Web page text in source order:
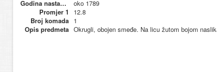
Godina nastanka
oko 1789
Promjer 1
12.8
Broj komada 1
Opis predmeta Okrugli, obojen smeđe. Na licu žutom bojom